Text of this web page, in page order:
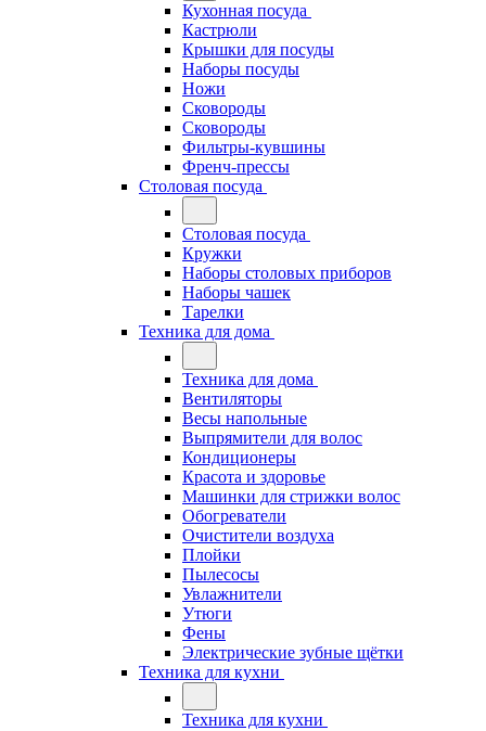
Кухонная посуда
Кастрюли
Крышки для посуды
Наборы посуды
Ножи
Сковороды
Сковороды
Фильтры-кувшины
Френч-прессы
Столовая посуда
Столовая посуда
Кружки
Наборы столовых приборов
Наборы чашек
Тарелки
Техника для дома
Техника для дома
Вентиляторы
Весы напольные
Выпрямители для волос
Кондиционеры
Красота и здоровье
Машинки для стрижки волос
Обогреватели
Очистители воздуха
Плойки
Пылесосы
Увлажнители
Утюги
Фены
Электрические зубные щётки
Техника для кухни
Техника для кухни